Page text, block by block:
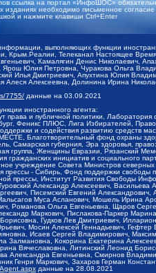
ссылка на портал «ИнфоШОС»
изданиях необходимо письменное
и нажмите клавиши Ctrl+Enter
выполняющих функции
Крым.Реалии, Телеканал Настоящее
Камалягин Денис Николаевич,
Ярош Юлия Петровна, Чуракова Ольга
Илья Дмитриевич, Апухтина Юлия
Алеся Алексеевна, Долинина Ирина
7755/ данные на 03.09.2021
иностранного агента:
права и публичной политики,
Феникс ПЛЮС, Лига Избирателей,
и содействия развитию средств
Благотворительный фонд охраны
Самарская губерния, Эра здоровья,
группа, Женщины Евразии, Рязанский
гражданских инициатив и социального
Совета Министров северных
прессы - Сибирь, Фонд поддержки
прессы, Институт Развития Свободы
Александр Алексеевич,
Писемский Евгений
Муса Асланович, Мошель Ирина
Романова Ольга Евгеньевна, Щаров
Маркович, Пислакова-Паркер
Гудков Лев Дмитриевич,
Мосин Алексей Геннадьевич,
Исаев Сергей Владимирович,
Залмановна, Кокорина Екатерина
Вячеславовна, Литинский Леонид
Александра Евгеньевна, Смирнов
Генри Маркович, Захаров Герман
данные на 28.08.2021